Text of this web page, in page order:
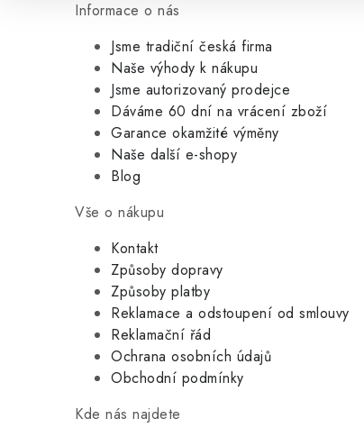
Informace o nás
Jsme tradiční česká firma
Naše výhody k nákupu
Jsme autorizovaný prodejce
Dáváme 60 dní na vrácení zboží
Garance okamžité výměny
Naše další e-shopy
Blog
Vše o nákupu
Kontakt
Způsoby dopravy
Způsoby platby
Reklamace a odstoupení od smlouvy
Reklamační řád
Ochrana osobních údajů
Obchodní podmínky
Kde nás najdete